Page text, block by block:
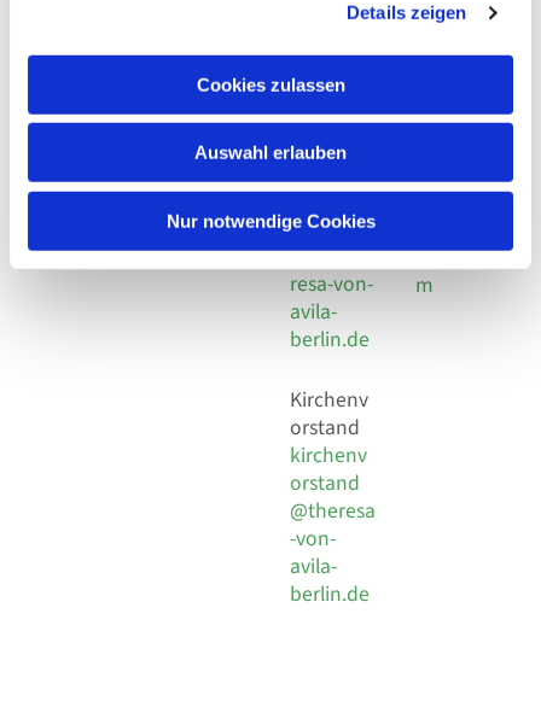
Details zeigen
Cookies zulassen
Auswahl erlauben
Nur notwendige Cookies
Kirchengemeinde Pfarrei
Hl. Theresa von Avila Berlin
Leitender Pfarrer - Norbert
Behaimstr. 39
Telefon
+49 30
924 64 28
Fax +49
30 924 54
18
E-Mail
info@the
resa-von-
avila-
berlin.de
Kirchenv
orstand
kirchenv
orstand
@theresa
-von-
avila-
berlin.de
Datensch
utz
Social
Impressu
m